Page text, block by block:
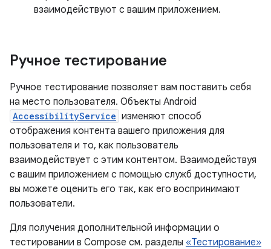
взаимодействуют с вашим приложением.
Ручное тестирование
Ручное тестирование позволяет вам поставить себя
на место пользователя. Объекты Android
AccessibilityService изменяют способ
отображения контента вашего приложения для
пользователя и то, как пользователь
взаимодействует с этим контентом. Взаимодействуя
с вашим приложением с помощью служб доступности,
вы можете оценить его так, как его воспринимают
пользователи.
Для получения дополнительной информации о
тестировании в Compose см. разделы «Тестирование»